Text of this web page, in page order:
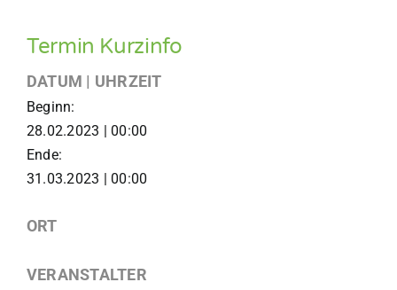
Termin Kurzinfo
DATUM | UHRZEIT
Beginn:
28.02.2023 | 00:00
Ende:
31.03.2023 | 00:00
ORT
VERANSTALTER